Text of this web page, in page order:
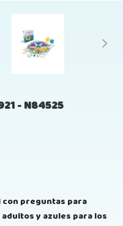
- N84525
con preguntas para
y azules para los